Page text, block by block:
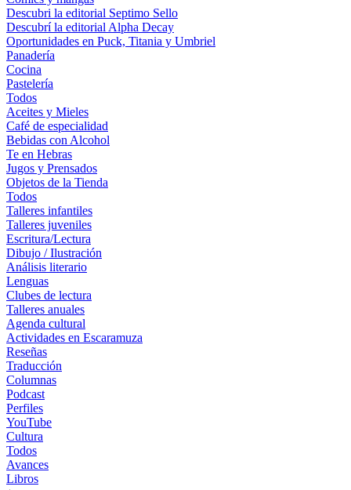
Descubri la editorial Septimo Sello
Descubrí la editorial Alpha Decay
Oportunidades en Puck, Titania y Umbriel
Panadería
Cocina
Pastelería
Todos
Aceites y Mieles
Café de especialidad
Bebidas con Alcohol
Te en Hebras
Jugos y Prensados
Objetos de la Tienda
Todos
Talleres infantiles
Talleres juveniles
Escritura/Lectura
Dibujo / Ilustración
Análisis literario
Lenguas
Clubes de lectura
Talleres anuales
Agenda cultural
Actividades en Escaramuza
Reseñas
Traducción
Columnas
Podcast
Perfiles
YouTube
Cultura
Todos
Avances
Libros